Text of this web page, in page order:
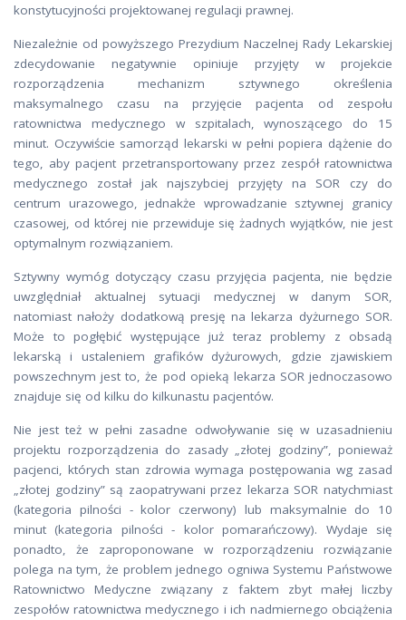
konstytucyjności projektowanej regulacji prawnej.
Niezależnie od powyższego Prezydium Naczelnej Rady Lekarskiej
zdecydowanie negatywnie opiniuje przyjęty w projekcie
rozporządzenia mechanizm sztywnego określenia
maksymalnego czasu na przyjęcie pacjenta od zespołu
ratownictwa medycznego w szpitalach, wynoszącego do 15
minut. Oczywiście samorząd lekarski w pełni popiera dążenie do
tego, aby pacjent przetransportowany przez zespół ratownictwa
medycznego został jak najszybciej przyjęty na SOR czy do
centrum urazowego, jednakże wprowadzanie sztywnej granicy
czasowej, od której nie przewiduje się żadnych wyjątków, nie jest
optymalnym rozwiązaniem.
Sztywny wymóg dotyczący czasu przyjęcia pacjenta, nie będzie
uwzględniał aktualnej sytuacji medycznej w danym SOR,
natomiast nałoży dodatkową presję na lekarza dyżurnego SOR.
Może to pogłębić występujące już teraz problemy z obsadą
lekarską i ustaleniem grafików dyżurowych, gdzie zjawiskiem
powszechnym jest to, że pod opieką lekarza SOR jednoczasowo
znajduje się od kilku do kilkunastu pacjentów.
Nie jest też w pełni zasadne odwoływanie się w uzasadnieniu
projektu rozporządzenia do zasady „złotej godziny”, ponieważ
pacjenci, których stan zdrowia wymaga postępowania wg zasad
„złotej godziny” są zaopatrywani przez lekarza SOR natychmiast
(kategoria pilności - kolor czerwony) lub maksymalnie do 10
minut (kategoria pilności - kolor pomarańczowy). Wydaje się
ponadto, że zaproponowane w rozporządzeniu rozwiązanie
polega na tym, że problem jednego ogniwa Systemu Państwowe
Ratownictwo Medyczne związany z faktem zbyt małej liczby
zespołów ratownictwa medycznego i ich nadmiernego obciążenia